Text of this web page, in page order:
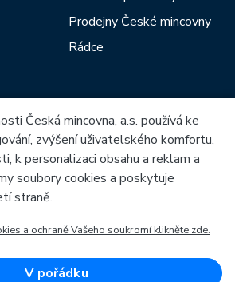
Prodejny České mincovny
Rádce
patří:
a inovace pro konkurenceschopnost
Česká mincovna, a.s. používá ke
zvýšení uživatelského komfortu,
k personalizaci obsahu a reklam a
soubory cookies a poskytuje
straně.
a ochraně Vašeho soukromí klikněte zde.
V pořádku